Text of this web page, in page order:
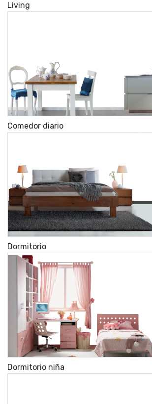
Living
Comedor diario
Dormitorio
Dormitorio niña